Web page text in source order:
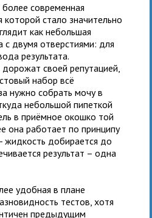
более современная
которой стало значительно
как небольшая
с двумя отверстиями: для
результата.
своей репутацией,
набор всё
нужно собрать мочу в
небольшой пипеткой
в приёмное окошко той
она работает по принципу
жидкость добирается до
результат – одна
удобная в плане
тестов, хотя
предыдущим